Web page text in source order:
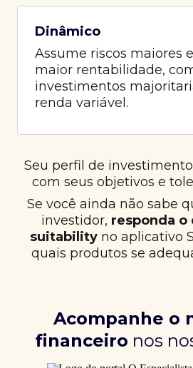
Dinâmico
Assume riscos maiores
maior rentabilidade,
investimentos
renda variável.
Seu perfil de
com seus objetivos e
Se você ainda não sabe
investidor, responda
suitabilityno aplicativo
quais produtos se
Acompanhe o
financeiro nos